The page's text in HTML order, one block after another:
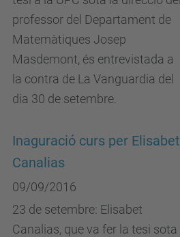
professor del Departament de
Matemàtiques Josep
Masdemont, és entrevistada a
la contra de La Vanguardia del
dia 30 de setembre.
Inaguració curs per Elisabet
Canalias
09/09/2016
23 de setembre: Elisabet
Canalias, que va fer la tesi sota